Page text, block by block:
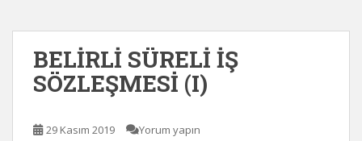
BELİRLİ SÜRELİ İŞ
SÖZLEŞMESİ (I)
29 Kasım 2019 Yorum yapın